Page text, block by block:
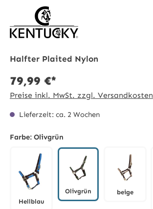
Halfter Plaited Nylon
79,99 €*
Preise inkl. MwSt. zzgl. Versandkosten
Lieferzeit: ca. 2 Wochen
Farbe: Olivgrün
Hellblau
Olivgrün beige